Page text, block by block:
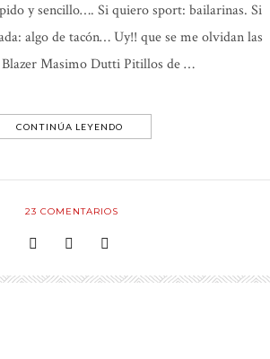
y sencillo…. Si quiero sport: bailarinas. Si
algo de tacón… Uy!! que se me olvidan las
Blazer Masimo Dutti Pitillos de …
CONTINÚA LEYENDO
23 COMENTARIOS